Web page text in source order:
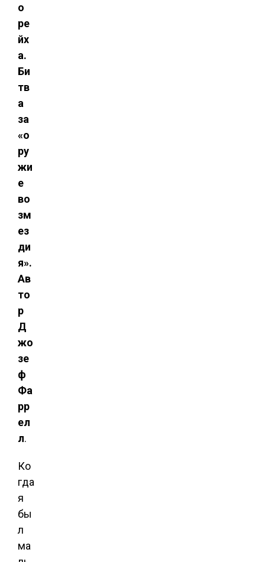
о
ре
йх
а.
Би
тв
а
за
«о
ру
жи
е
во
зм
ез
ди
я».
Ав
то
р
Д
жо
зе
ф
Фа
рр
ел
л.
Ко
гда
я
бы
л
ма